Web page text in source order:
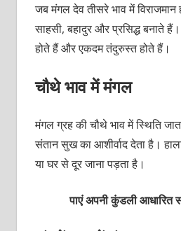
जब मंगल देव तीसरे भाव में विराजमान
साहसी, बहादुर और प्रसिद्ध बनाते
होते हैं और एकदम तंदुरुस्त होते हैं।
चौथे भाव में मंगल
मंगल ग्रह की चौथे भाव में स्थिति
संतान सुख का आशीर्वाद देता है।
या घर से दूर जाना पड़ता है।
पाएं अपनी कुंडली आधारित